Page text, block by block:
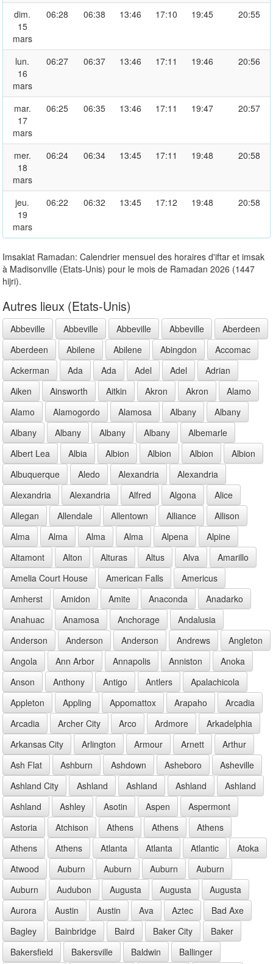
dim.
15
mars
06:28 06:38 13:46 17:10 19:45 20:55
lun.
16
mars
06:27 06:37 13:46 17:11 19:46 20:56
mar.
17
mars
06:25 06:35 13:46 17:11 19:47 20:57
mer.
18
mars
06:24 06:34 13:45 17:11 19:48 20:58
jeu.
19
mars
06:22 06:32 13:45 17:12 19:48 20:58
Imsakiat Ramadan: Calendrier mensuel des horaires d'iftar et imsak
à Madisonville (Etats-Unis) pour le mois de Ramadan 2026 (1447
hijri).
Autres lieux (Etats-Unis)
Abbeville Abbeville Abbeville Abbeville
Aberdeen
Aberdeen
Abilene Abilene Abingdon
Accomac
Ackerman
Ada Ada Adel Adel
Adrian
Aiken
Ainsworth Aitkin Akron Akron
Alamo
Alamo
Alamogordo Alamosa Albany
Albany
Albany
Albany Albany Albany
Albemarle
Albert Lea
Albia Albion Albion Albion
Albion
Albuquerque
Aledo Alexandria
Alexandria
Alexandria
Alexandria Alfred Algona
Alice
Allegan
Allendale Allentown Alliance
Allison
Alma
Alma Alma Alma Alpena
Alpine
Altamont
Alton Alturas Altus Alva
Amarillo
Amelia Court House
American Falls
Americus
Amherst
Amidon Amite Anaconda
Anadarko
Anahuac
Anamosa Anchorage
Andalusia
Anderson
Anderson Anderson Andrews
Angleton
Angola
Ann Arbor Annapolis Anniston
Anoka
Anson
Anthony Antigo Antlers
Apalachicola
Appleton
Appling Appomattox Arapaho
Arcadia
Arcadia
Archer City Arco Ardmore
Arkadelphia
Arkansas City
Arlington Armour Arnett
Arthur
Ash Flat
Ashburn Ashdown Asheboro
Asheville
Ashland City
Ashland Ashland Ashland
Ashland
Ashland
Ashley Asotin Aspen
Aspermont
Astoria
Atchison Athens Athens
Athens
Athens
Athens Atlanta Atlanta Atlantic
Atoka
Atwood
Auburn Auburn Auburn
Auburn
Auburn
Audubon Augusta Augusta
Augusta
Aurora
Austin Austin Ava Aztec
Bad Axe
Bagley
Bainbridge Baird Baker City
Baker
Bakersfield
Bakersville Baldwin
Ballinger